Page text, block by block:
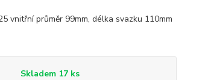
vnitřní průměr 99mm, délka svazku 110mm
Skladem 17 ks